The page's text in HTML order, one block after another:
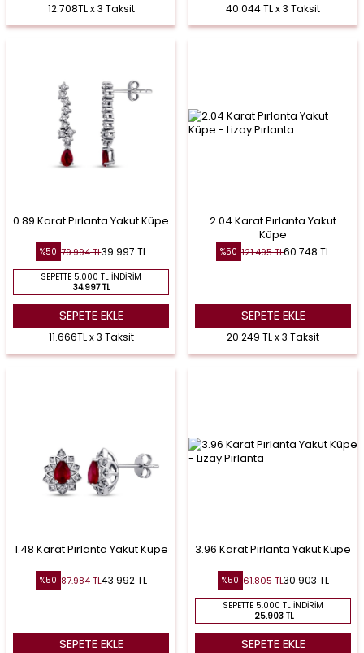
12.708TL x 3 Taksit 40.044 TL x 3 Taksit
0.89 Karat Pırlanta Yakut Küpe
%50 79.994TL39.997 TL
SEPETTE 5.000 TL İNDIRIM
34.997 TL
SEPETE EKLE
11.666TL x 3 Taksit
2.04 Karat Pırlanta Yakut
Küpe
%50 121.495TL60.748 TL
SEPETE EKLE
20.249 TL x 3 Taksit
1.48 Karat Pırlanta Yakut Küpe
%50 87.984TL43.992TL
SEPETE EKLE
3.96 Karat Pırlanta Yakut Küpe
%50 61.805TL30.903 TL
SEPETTE 5.000 TL İNDIRIM
25.903 TL
SEPETE EKLE